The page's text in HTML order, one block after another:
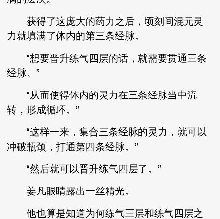
获得了这庞大的药力之后，顷刻间混元灵
力就填满了体内的第三条经脉。
“想要晋升练气四层的话，就需要贯通三条
经脉。”
“从而使得体内的灵力在三条经脉当中流
转，形成循环。”
“这样一来，集合三条经脉的灵力，就可以
冲破瓶颈，打通第四条经脉。”
“然后就可以晋升练气四层了。”
姜凡眼睛露出一丝精光。
他也算是知道为何练气三层和练气四层之